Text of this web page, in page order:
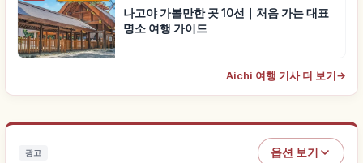
나고야 가볼만한 곳 10선｜처음 가는 대표
명소 여행 가이드
Aichi 여행 기사 더 보기→
광고 옵션 보기